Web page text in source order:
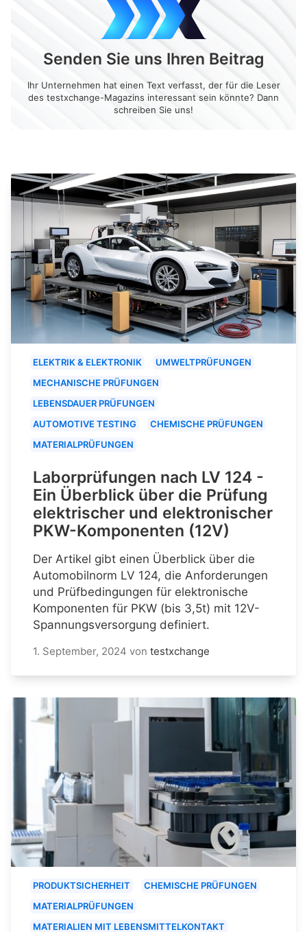
Senden Sie uns Ihren Beitrag
Ihr Unternehmen hat einen Text verfasst, der für die Leser
des testxchange-Magazins interessant sein könnte? Dann
schreiben Sie uns!
ELEKTRIK & ELEKTRONIK
UMWELTPRÜFUNGEN
MECHANISCHE PRÜFUNGEN
LEBENSDAUER PRÜFUNGEN
AUTOMOTIVE TESTING
CHEMISCHE PRÜFUNGEN
MATERIALPRÜFUNGEN
Laborprüfungen nach LV 124 -
Ein Überblick über die Prüfung
elektrischer und elektronischer
PKW-Komponenten (12V)
Der Artikel gibt einen Überblick über die
Automobilnorm LV 124, die Anforderungen
und Prüfbedingungen für elektronische
Komponenten für PKW (bis 3,5t) mit 12V-
Spannungsversorgung definiert.
1. September, 2024 von testxchange
PRODUKTSICHERHEIT
CHEMISCHE PRÜFUNGEN
MATERIALPRÜFUNGEN
MATERIALIEN MIT LEBENSMITTELKONTAKT